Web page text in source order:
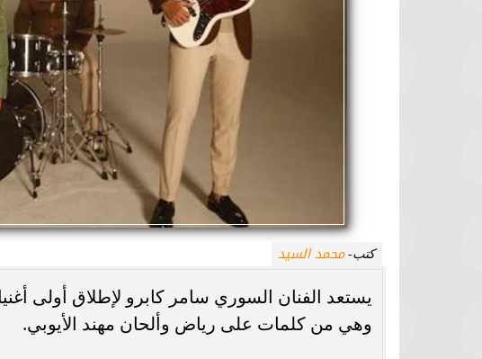
كتب-محمد السيد
يستعد الفنان السوري سامر كابرو لإطلاق أولى
وهي من كلمات على رياض وألحان مهند الأيوبي.